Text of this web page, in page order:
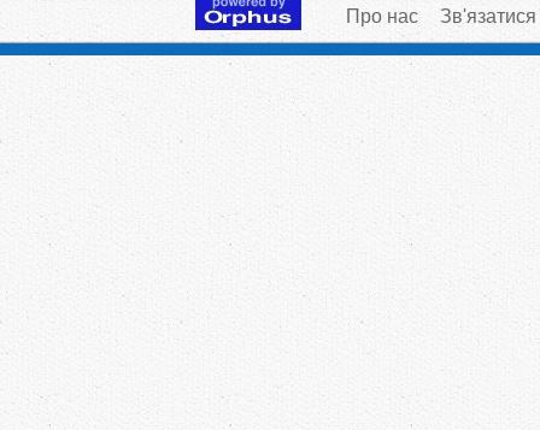
Про нас